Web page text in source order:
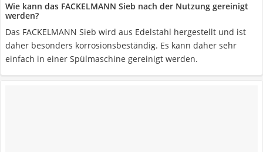
Wie kann das FACKELMANN Sieb nach der Nutzung gereinigt
werden?
Das FACKELMANN Sieb wird aus Edelstahl hergestellt und ist
daher besonders korrosionsbeständig. Es kann daher sehr
einfach in einer Spülmaschine gereinigt werden.